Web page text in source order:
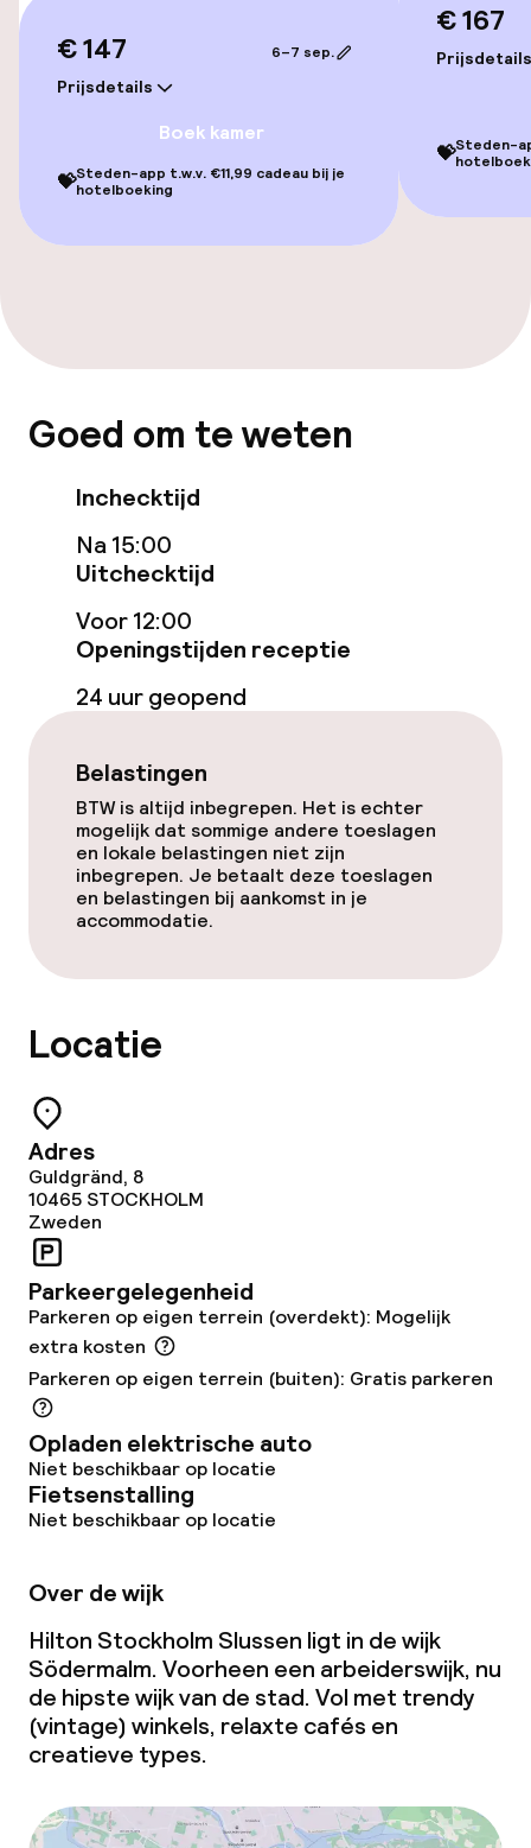
Overal rolstoeltoegankelijk
Lift
Zwemmen & wellness
Entertainment
Gratis wifi
Casino
Eet- en drinkgelegenheden
Eet- en drinkdiensten
Ontbijtbuffet
Lunch à la carte
Diner à la carte
Roomservice
Dieetopties
Speciale dieetopties
Glutenvrije opties
Vegetarische opties
Faciliteiten en diensten voor kinderen
Dagopvang
Schoonmaakvoorzieningen
Wasservice
Zakelijke faciliteiten
Conferentieruimte
Vergaderruimte
€ 147
Prijsdetails
6–7 sep.
Boek kamer
💝Steden-app t.w.v. €11,99 cadeau bij je
hotelboeking
€ 167
Prijsdetails
💝Steden-
Goed om te weten
Inchecktijd
Na 15:00
Uitchecktijd
Voor 12:00
Openingstijden receptie
24 uur geopend
Belastingen
BTW is altijd inbegrepen. Het is echter
mogelijk dat sommige andere toeslagen
en lokale belastingen niet zijn
inbegrepen. Je betaalt deze toeslagen
en belastingen bij aankomst in je
accommodatie.
Locatie
Adres
Guldgränd, 8
10465 STOCKHOLM
Zweden
Parkeergelegenheid
Parkeren op eigen terrein (overdekt): Mogelijk
extra kosten
Parkeren op eigen terrein (buiten): Gratis parkeren
Opladen elektrische auto
Niet beschikbaar op locatie
Fietsenstalling
Niet beschikbaar op locatie
Over de wijk
Hilton Stockholm Slussen ligt in de wijk
Södermalm. Voorheen een arbeiderswijk, nu
de hipste wijk van de stad. Vol met trendy
(vintage) winkels, relaxte cafés en
creatieve types.